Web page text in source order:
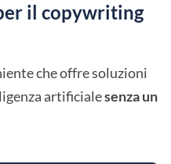
il copywriting
che offre soluzioni
artificialesenza un